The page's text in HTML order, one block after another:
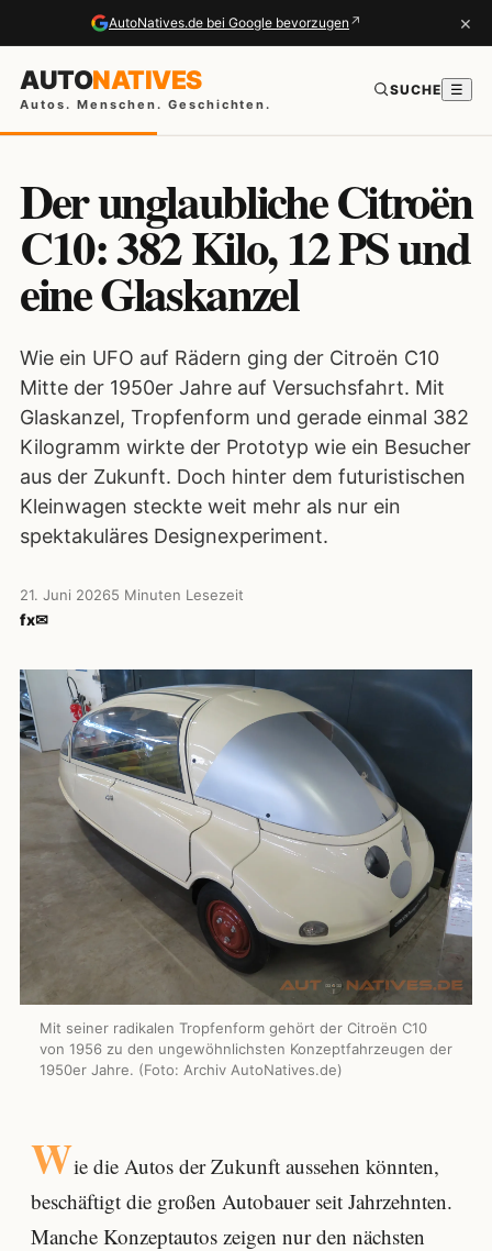
AutoNatives.de bei Google bevorzugen ↗ ×
AUTONATIVES
Autos. Menschen. Geschichten.
SUCHE ☰
Der unglaubliche Citroën
C10: 382 Kilo, 12 PS und
eine Glaskanzel
Wie ein UFO auf Rädern ging der Citroën C10
Mitte der 1950er Jahre auf Versuchsfahrt. Mit
Glaskanzel, Tropfenform und gerade einmal 382
Kilogramm wirkte der Prototyp wie ein Besucher
aus der Zukunft. Doch hinter dem futuristischen
Kleinwagen steckte weit mehr als nur ein
spektakuläres Designexperiment.
21. Juni 20265 Minuten Lesezeit
fx✉
Mit seiner radikalen Tropfenform gehört der Citroën C10
von 1956 zu den ungewöhnlichsten Konzeptfahrzeugen der
1950er Jahre. (Foto: Archiv AutoNatives.de)
Wie die Autos der Zukunft aussehen könnten,
beschäftigt die großen Autobauer seit Jahrzehnten.
Manche Konzeptautos zeigen nur den nächsten